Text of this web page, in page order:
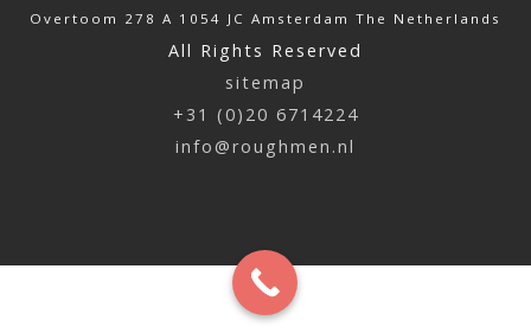
Overtoom 278 A 1054 JC Amsterdam The Netherlands
All Rights Reserved
sitemap
+31 (0)20 6714224
info@roughmen.nl